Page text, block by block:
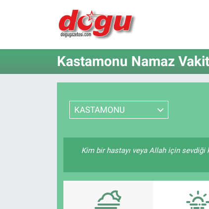
Kastamonu Namaz
KASTAMONU
Kim bir hastayı veya Allah için sevdiği
ERZINCAN
GÜNDEM